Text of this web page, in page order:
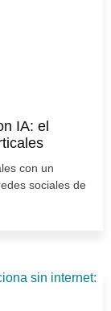
IA: el
con un
sociales de